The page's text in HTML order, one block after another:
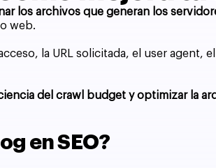
los archivos que generan los
web.
la URL solicitada, el user agent,
del crawl budget y optimizar la
en SEO?